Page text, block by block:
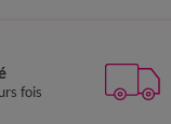
fois